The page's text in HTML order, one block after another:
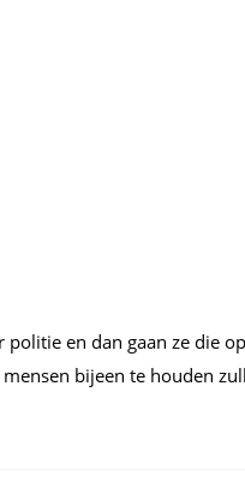
en dan gaan ze die
bijeen te houden